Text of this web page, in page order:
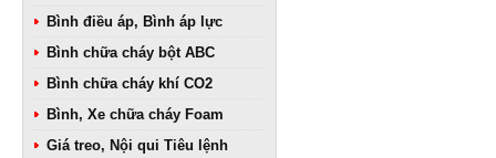
Bình điều áp, Bình áp lực
Bình chữa cháy bột ABC
Bình chữa cháy khí CO2
Bình, Xe chữa cháy Foam
Giá treo, Nội qui Tiêu lệnh